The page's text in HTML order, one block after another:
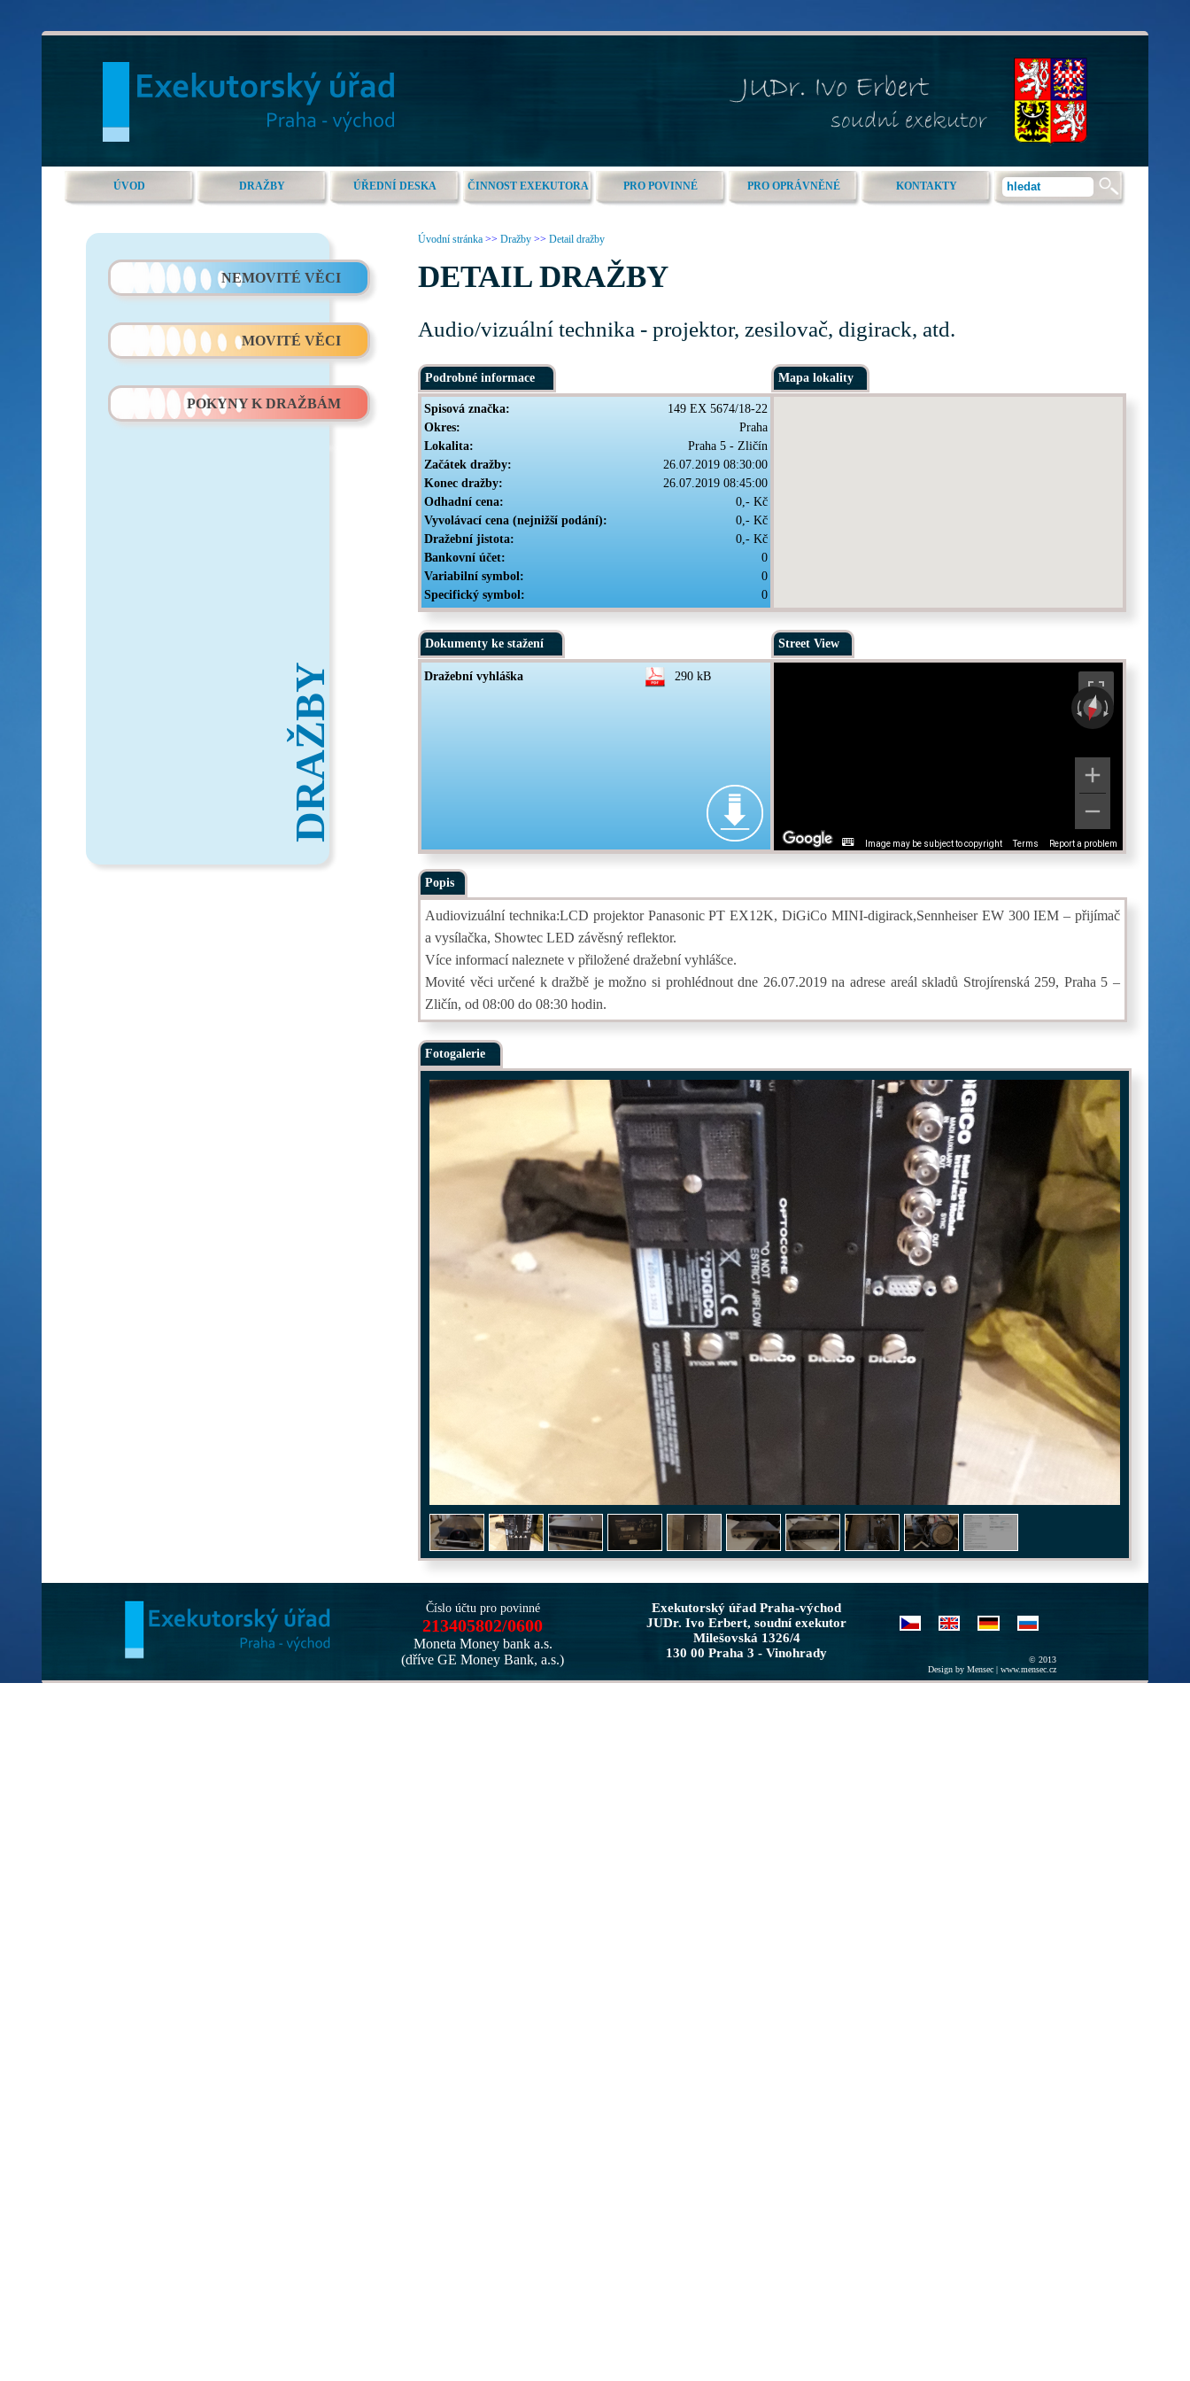
ÚVOD DRAŽBY ÚŘEDNÍ DESKA ČINNOST EXEKUTORA PRO POVINNÉ PRO OPRÁVNĚNÉ KONTAKTY
NEMOVITÉ VĚCI
MOVITÉ VĚCI
POKYNY K DRAŽBÁM
DRAŽBY
Úvodní stránka >> Dražby >> Detail dražby
DETAIL DRAŽBY
Audio/vizuální technika - projektor, zesilovač, digirack, atd.
Podrobné informace Mapa lokality
Spisová značka:
149 EX 5674/18-22
Okres:
Praha
Lokalita:
Praha 5 - Zličín
Začátek dražby:
26.07.2019 08:30:00
Konec dražby:
26.07.2019 08:45:00
Odhadní cena:
0,- Kč
Vyvolávací cena (nejnižší podání):
0,- Kč
Dražební jistota:
0,- Kč
Bankovní účet:
0
Variabilní symbol:
0
Specifický symbol:
0
Dokumenty ke stažení Street View
Dražební vyhláška 290 kB
Image may be subject to copyright Terms Report a problem
Popis
Audiovizuální technika:LCD projektor Panasonic PT EX12K, DiGiCo MINI-digirack,Sennheiser EW 300 IEM – přijímač
a vysílačka, Showtec LED závěsný reflektor.
Více informací naleznete v přiložené dražební vyhlášce.
Movité věci určené k dražbě je možno si prohlédnout dne 26.07.2019 na adrese areál skladů Strojírenská 259, Praha 5 –
Zličín, od 08:00 do 08:30 hodin.
Fotogalerie
Číslo účtu pro povinné
213405802/0600
Moneta Money bank a.s.
(dříve GE Money Bank, a.s.)
Exekutorský úřad Praha-východ
JUDr. Ivo Erbert, soudní exekutor
Milešovská 1326/4
130 00 Praha 3 - Vinohrady
© 2013
Design by Mensec | www.mensec.cz